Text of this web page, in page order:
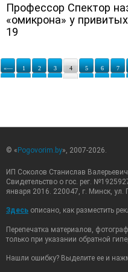
Профессор Спектор
«омикрона» у
19
«— 1 2 3 4 5 6 7
© «Pogovorim.by», 2007-2026.
ИП Соколов Станислав Валерьевич
Свидетельство о гос. рег.
января 2016. 220047, г. Минск, ул.
Здесь описано, как разместить
Перепечатка материалов,
только при указании обратной
Нашли ошибку? Выделите ее и